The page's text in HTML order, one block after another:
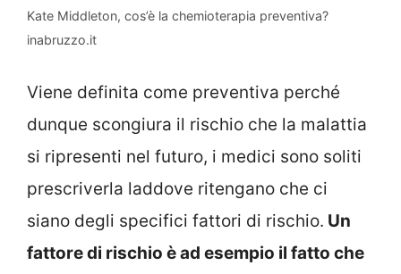
Kate Middleton, cos’è la chemioterapia preventiva?
inabruzzo.it
Viene definita come preventiva perché
dunque scongiura il rischio che la malattia
si ripresenti nel futuro, i medici sono soliti
prescriverla laddove ritengano che ci
siano degli specifici fattori di rischio. Un
fattore di rischio è ad esempio il fatto che